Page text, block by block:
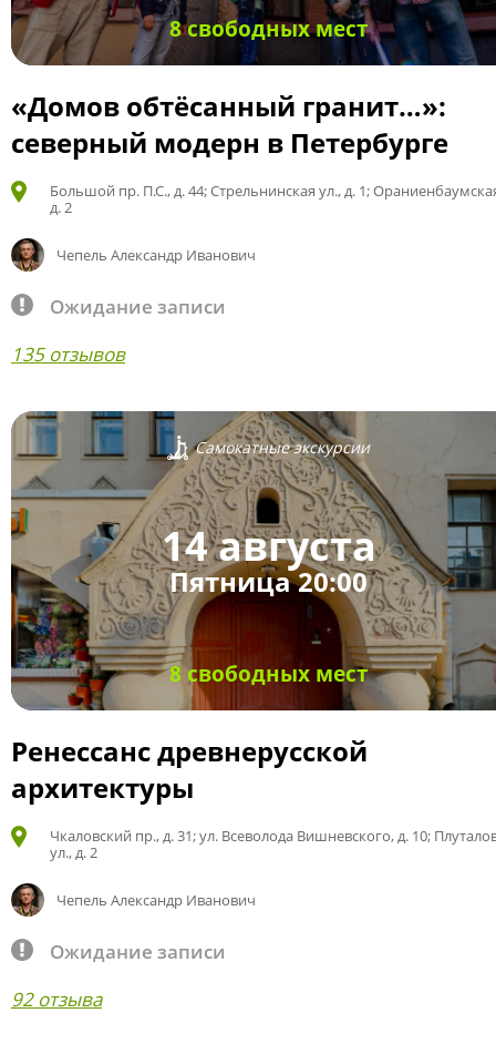
8 свободных мест
«Домов обтёсанный гранит…»:
северный модерн в Петербурге
Большой пр. П.С., д. 44; Стрельнинская ул., д. 1;
д. 2
Чепель Александр Иванович
Ожидание записи
135 отзывов
Самокатные экскурсии
14 августа
Пятница 20:00
8 свободных мест
Ренессанс древнерусской
архитектуры
Чкаловский пр., д. 31; ул. Всеволода Вишневского, д. 10;
ул., д. 2
Чепель Александр Иванович
Ожидание записи
92 отзыва